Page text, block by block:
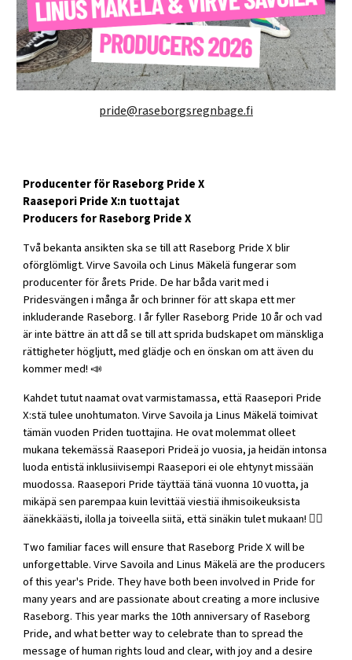
pride@raseborgsregnbage.fi
Producenter för Raseborg Pride X
Raasepori Pride X:n tuottajat
Producers for Raseborg Pride X
Två bekanta ansikten ska se till att Raseborg Pride X blir
oförglömligt. Virve Savoila och Linus Mäkelä fungerar som
producenter för årets Pride. De har båda varit med i
Pridesvängen i många år och brinner för att skapa ett mer
inkluderande Raseborg. I år fyller Raseborg Pride 10 år och vad
är inte bättre än att då se till att sprida budskapet om mänskliga
rättigheter högljutt, med glädje och en önskan om att även du
kommer med! 📣
Kahdet tutut naamat ovat varmistamassa, että Raasepori Pride
X:stä tulee unohtumaton. Virve Savoila ja Linus Mäkelä toimivat
tämän vuoden Priden tuottajina. He ovat molemmat olleet
mukana tekemässä Raasepori Prideä jo vuosia, ja heidän intonsa
luoda entistä inklusiivisempi Raasepori ei ole ehtynyt missään
muodossa. Raasepori Pride täyttää tänä vuonna 10 vuotta, ja
mikäpä sen parempaa kuin levittää viestiä ihmisoikeuksista
äänekkäästi, ilolla ja toiveella siitä, että sinäkin tulet mukaan! ❤️‍🔥
Two familiar faces will ensure that Raseborg Pride X will be
unforgettable. Virve Savoila and Linus Mäkelä are the producers
of this year's Pride. They have both been involved in Pride for
many years and are passionate about creating a more inclusive
Raseborg. This year marks the 10th anniversary of Raseborg
Pride, and what better way to celebrate than to spread the
message of human rights loud and clear, with joy and a desire